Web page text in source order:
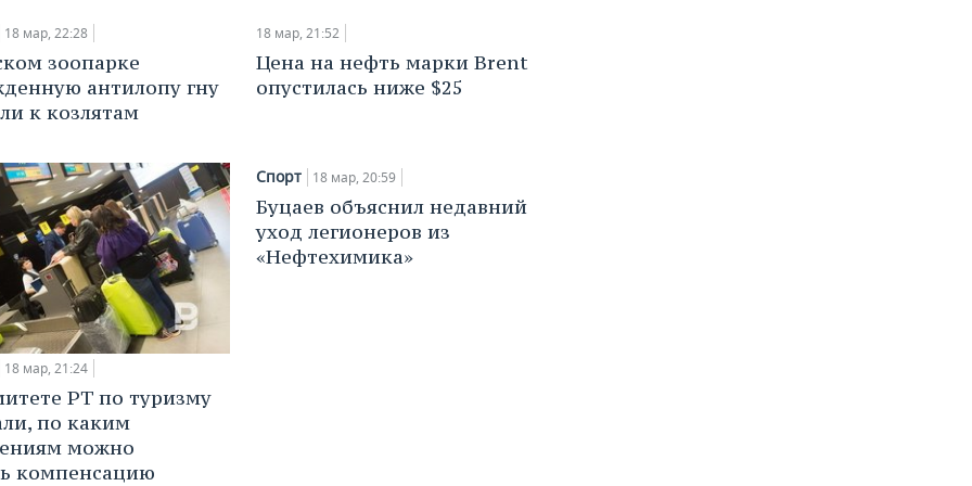
18 мар, 22:28
зоопарке
антилопу гну
к козлятам
18 мар, 21:52
Цена на нефть марки Brent
опустилась ниже $25
18 мар, 21:24
РТ по туризму
по каким
можно
компенсацию
Спорт 18 мар, 20:59
Буцаев объяснил недавний
уход легионеров из
«Нефтехимика»